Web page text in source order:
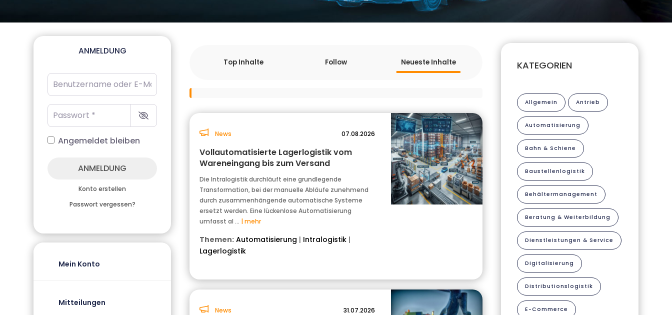
ANMELDUNG
Benutzername oder E-Mail-Adresse
Passwort
Angemeldet bleiben
ANMELDUNG
Konto erstellen
Passwort vergessen?
Mein Konto
Mitteilungen
Top Inhalte Follow Neueste Inhalte
News 07.08.2026
Vollautomatisierte Lagerlogistik vom
Wareneingang bis zum Versand
Die Intralogistik durchläuft eine grundlegende
Transformation, bei der manuelle Abläufe zunehmend
durch zusammenhängende automatische Systeme
ersetzt werden. Eine lückenlose Automatisierung
umfasst al … | mehr
Themen: Automatisierung | Intralogistik|
Lagerlogistik
News 31.07.2026
KATEGORIEN
Allgemein Antrieb
Automatisierung
Bahn & Schiene
Baustellenlogistik
Behältermanagement
Beratung & Weiterbildung
Dienstleistungen & Service
Digitalisierung
Distributionslogistik
E-Commerce